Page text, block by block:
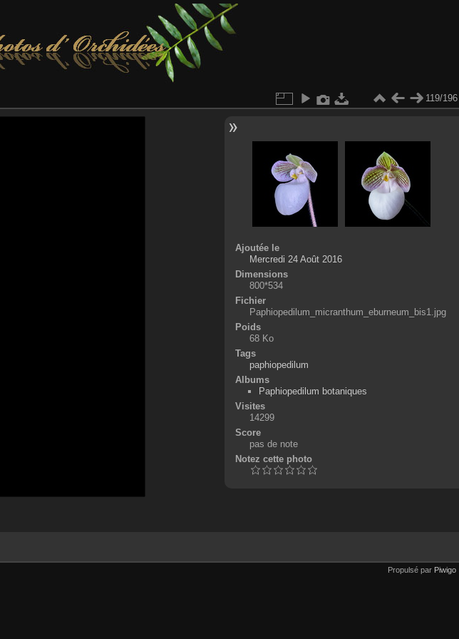
119/196
Ajoutée le
Mercredi 24 Août 2016
Dimensions
800*534
Fichier
Paphiopedilum_micranthum_eburneum_bis1.jpg
Poids
68 Ko
Tags
paphiopedilum
Albums
Paphiopedilum botaniques
Visites
14299
Score
pas de note
Notez cette photo
Propulsé par Piwigo